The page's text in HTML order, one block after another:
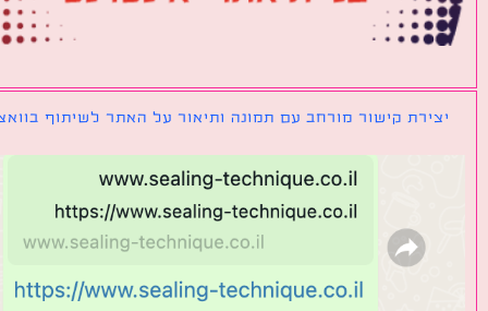
קישור מורחב עם תמונה ותיאור על האתר לשיתוף בוואצאפ